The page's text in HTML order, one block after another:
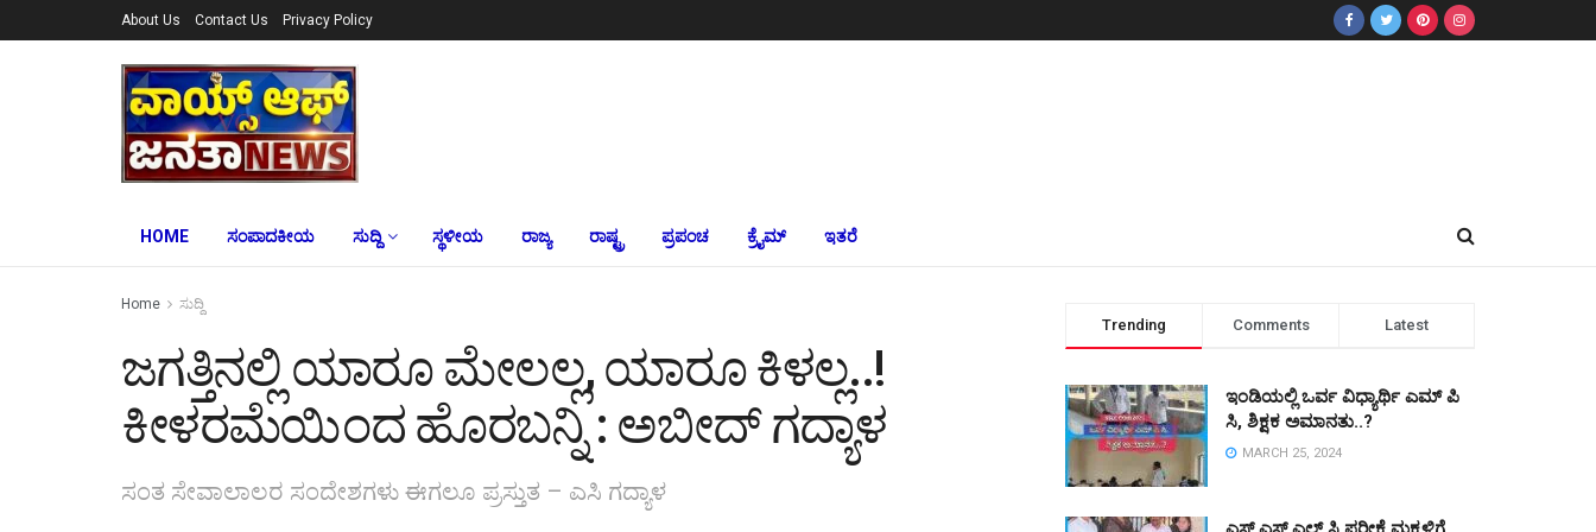
About Us Contact Us Privacy Policy
HOME ಸಂಪಾದಕೀಯ ಸುದ್ದಿ ಸ್ಥಳೀಯ ರಾಜ್ಯ ರಾಷ್ಟ್ರ ಪ್ರಪಂಚ ಕ್ರೈಮ್‌ ಇತರೆ
Home ಸುದ್ದಿ
ಜಗತ್ತಿನಲ್ಲಿ ಯಾರೂ ಮೇಲಲ್ಲ, ಯಾರೂ ಕಿಳಲ್ಲ..!
ಕೀಳರಮೆಯಿಂದ ಹೊರಬನ್ನಿ : ಅಬೀದ್ ಗದ್ಯಾಳ
ಸಂತ ಸೇವಾಲಾಲರ ಸಂದೇಶಗಳು ಈಗಲೂ ಪ್ರಸ್ತುತ – ಎಸಿ ಗದ್ಯಾಳ
Trending Comments Latest
ಇಂಡಿಯಲ್ಲಿ ಒರ್ವ ವಿಧ್ಯಾರ್ಥಿ ಎಮ್ ಪಿ
ಸಿ, ಶಿಕ್ಷಕ ಅಮಾನತು..?
MARCH 25, 2024